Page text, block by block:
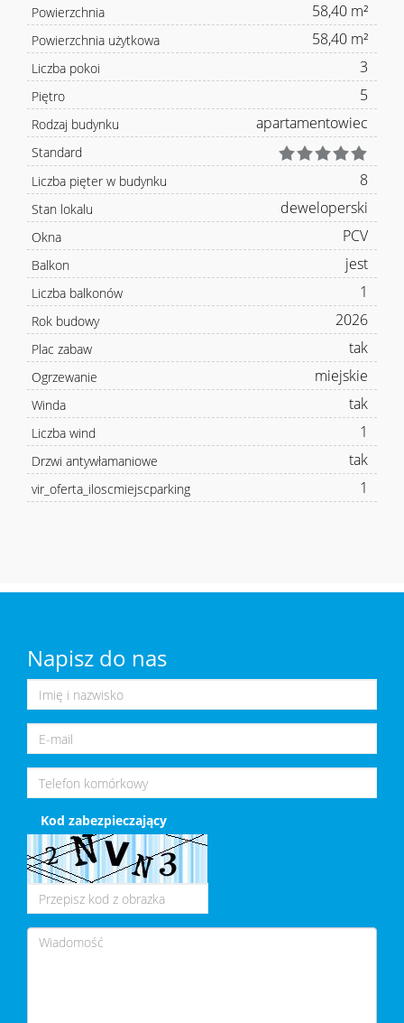
Powierzchnia 58,40 m²
Powierzchnia użytkowa 58,40 m²
Liczba pokoi 3
Piętro 5
Rodzaj budynku apartamentowiec
Standard
Liczba pięter w budynku
8
Stan lokalu deweloperski
Okna PCV
Balkon jest
Liczba balkonów 1
Rok budowy 2026
Plac zabaw tak
Ogrzewanie miejskie
Winda tak
Liczba wind 1
Drzwi antywłamaniowe tak
vir_oferta_iloscmiejscparking 1
Napisz do nas
Kod zabezpieczający